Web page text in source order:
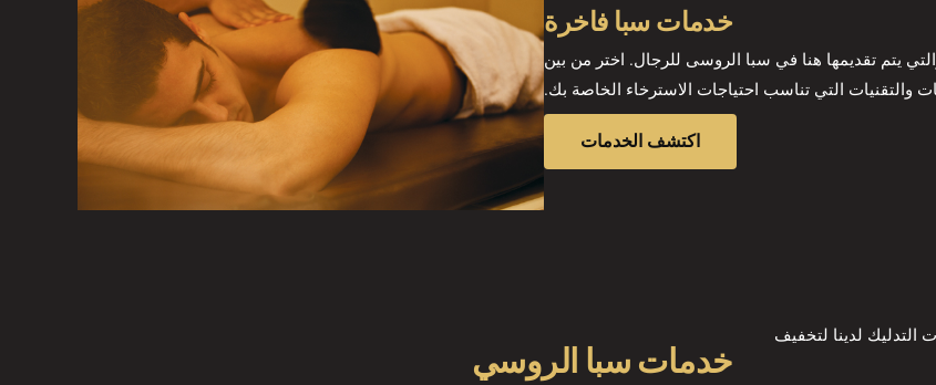
خدمات سبا فاخرة
يتم تقديمها هنا في سبا الروسى للرجال. اختر من بين
والتقنيات التي تناسب احتياجات الاسترخاء الخاصة بك.
اكتشف الخدمات
التدليك لدينا لتخفيف
خدمات سبا الروسي